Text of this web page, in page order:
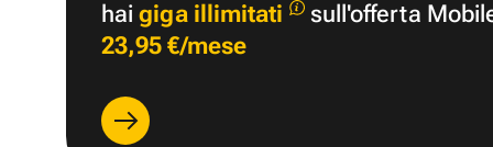
haigiga illimitati
sull'offerta
23,95 €/mese